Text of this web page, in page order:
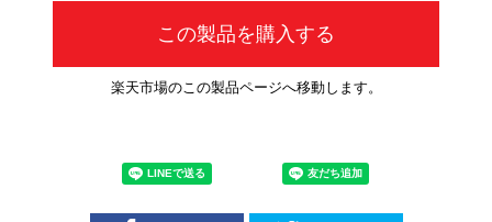
この製品を購入する
楽天市場のこの製品ページへ移動します。